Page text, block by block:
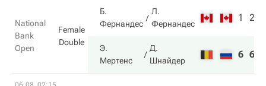
National
Bank
Open
Female
Double
Б.
Фернандес
Л.
Фернандес
1 2
Э.
Мертенс
Д.
Шнайдер
6 6